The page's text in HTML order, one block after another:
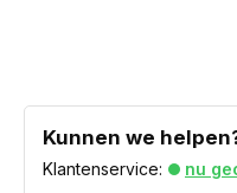
Kunnen we
Klantenservice: nu